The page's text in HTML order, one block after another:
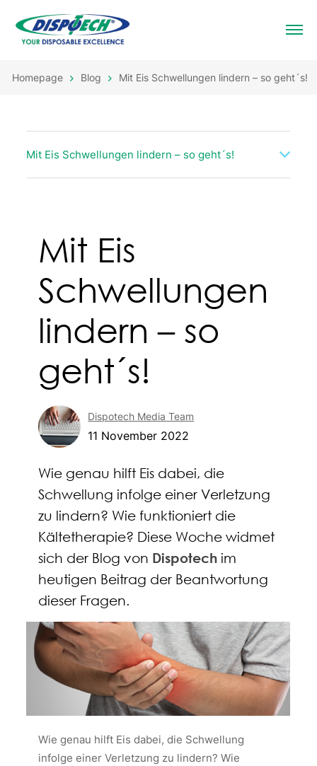
Homepage Blog Mit Eis Schwellungen lindern – so geht´s!
Mit Eis Schwellungen lindern – so geht´s!
Mit Eis
Schwellungen
lindern – so
geht´s!
Dispotech Media Team
11 November 2022
Wie genau hilft Eis dabei, die
Schwellung infolge einer Verletzung
zu lindern? Wie funktioniert die
Kältetherapie? Diese Woche widmet
sich der Blog von Dispotech im
heutigen Beitrag der Beantwortung
dieser Fragen.
Wie genau hilft Eis dabei, die Schwellung
infolge einer Verletzung zu lindern? Wie